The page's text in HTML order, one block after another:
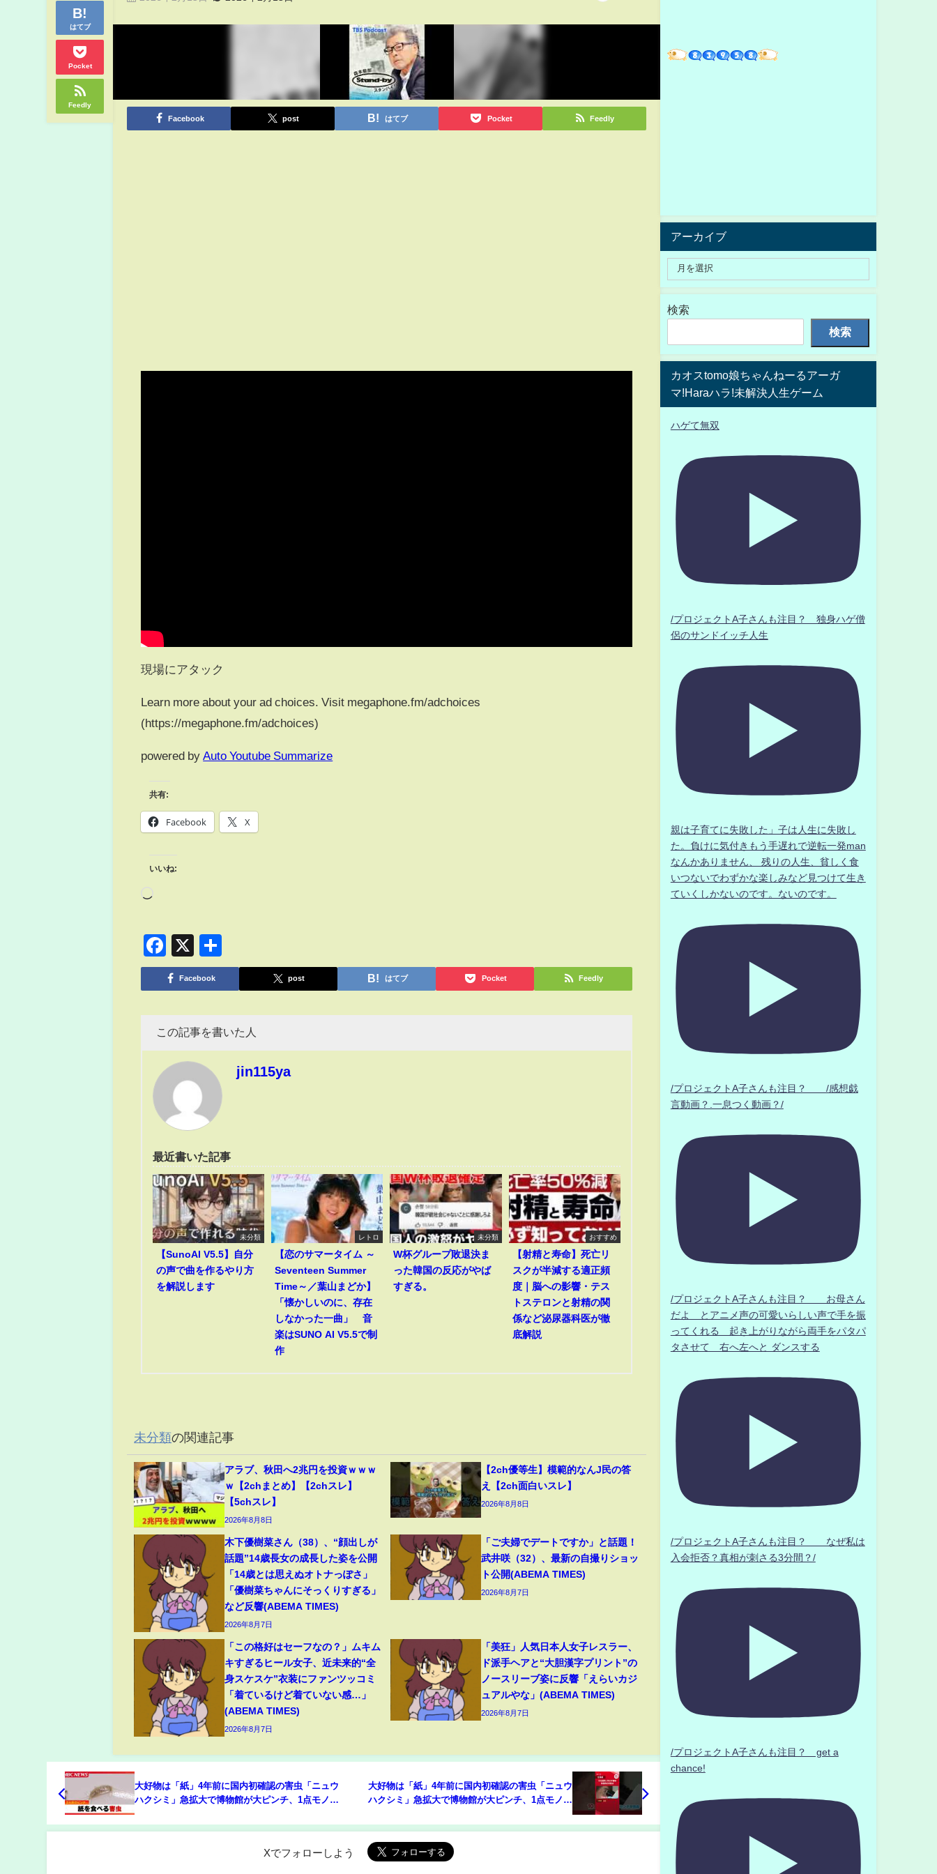
はてブ
Pocket
Feedly
Facebook post はてブ Pocket Feedly
現場にアタック
Learn more about your ad choices. Visit megaphone.fm/adchoices
(https://megaphone.fm/adchoices)
powered by Auto Youtube Summarize
共有:
Facebook X
いいね:
Facebook
X
有
Facebook post はてブ Pocket Feedly
この記事を書いた人
jin115ya
最近書いた記事
未分類
【SunoAI V5.5】自分
の声で曲を作るやり方
を解説します
レトロ
【恋のサマータイム ～
Seventeen Summer
Time～／葉山まどか】
「懐かしいのに、存在
しなかった一曲」 音
楽はSUNO AI V5.5で制
作
未分類
W杯グループ敗退決ま
った韓国の反応がやば
すぎる。
おすすめ
【射精と寿命】死亡リ
スクが半減する適正頻
度｜脳への影響・テス
トステロンと射精の関
係など泌尿器科医が徹
底解説
未分類の関連記事
アラブ、秋田へ2兆円を投資ｗｗｗ
ｗ【2chまとめ】【2chスレ】
【5chスレ】
2026年8月8日
【2ch優等生】模範的なんJ民の答
え【2ch面白いスレ】
2026年8月8日
木下優樹菜さん（38）、“顔出しが
話題”14歳長女の成長した姿を公開
「14歳とは思えぬオトナっぽさ」
「優樹菜ちゃんにそっくりすぎる」
など反響(ABEMA TIMES)
2026年8月7日
「ご夫婦でデートですか」と話題！
武井咲（32）、最新の自撮りショッ
ト公開(ABEMA TIMES)
2026年8月7日
「この格好はセーフなの？」ムキム
キすぎるヒール女子、近未来的“全
身スケスケ”衣装にファンツッコミ
「着ているけど着ていない感…」
(ABEMA TIMES)
2026年8月7日
「美狂」人気日本人女子レスラー、
ド派手ヘアと“大胆漢字プリント”の
ノースリーブ姿に反響「えらいカジ
ュアルやな」(ABEMA TIMES)
2026年8月7日
大好物は「紙」4年前に国内初確認の害虫「ニュウ
ハクシミ」急拡大で博物館が大ピンチ、1点モノの
大好物は「紙」4年前に国内初確認の害虫「ニュウ
ハクシミ」急拡大で博物館が大ピンチ、1点モノの
フル動画はこちら#shorts #北海道 #ニュース
Xでフォローしよう
アーカイブ
検索
検索
カオスtomo娘ちゃんねーるアーガ
マ!Haraハラ!未解決人生ゲーム
ハゲて無双
/プロジェクトA子さんも注目？ 独身ハゲ僧
侶のサンドイッチ人生
親は子育てに失敗した」子は人生に失敗し
た。負けに気付きもう手遅れで逆転一発man
なんかありません、 残りの人生、貧しく食
いつないでわずかな楽しみなど見つけて生き
ていくしかないのです。ないのです。
/プロジェクトA子さんも注目？ /感想戯
言動画？.一息つく動画？/
/プロジェクトA子さんも注目？ お母さん
だよ とアニメ声の可愛いらしい声で手を振
ってくれる 起き上がりながら両手をパタパ
タさせて 右へ左へと ダンスする
/プロジェクトA子さんも注目？ なぜ私は
入会拒否？真相が刺さる3分間？/
/プロジェクトA子さんも注目？ get a
chance!